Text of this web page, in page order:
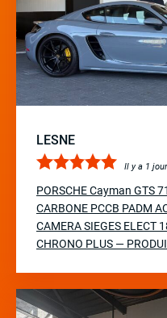
LESNE
Il y a 1 jour
PORSCHE Cayman GTS
CARBONE PCCB PADM
CAMERA SIEGES ELECT
CHRONO PLUS —